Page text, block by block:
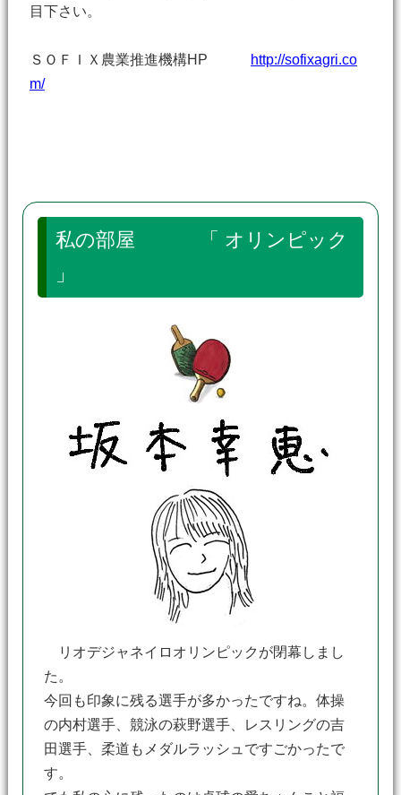
目下さい。
ＳＯＦＩＸ農業推進機構HP
http://sofixagri.co
m/
私の部屋 「 オリンピック
」
リオデジャネイロオリンピックが閉幕しまし
た。
今回も印象に残る選手が多かったですね。体操
の内村選手、競泳の萩野選手、レスリングの吉
田選手、柔道もメダルラッシュですごかったで
す。